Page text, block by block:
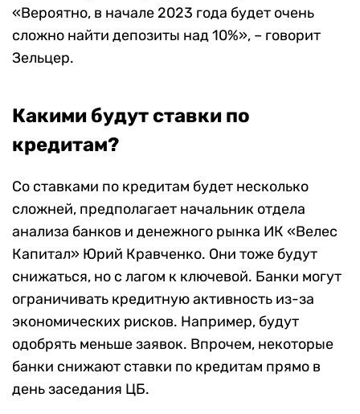
«Вероятно, в начале 2023 года будет очень
сложно найти депозиты над 10%», – говорит
Зельцер.
Какими будут ставки по
кредитам?
Со ставками по кредитам будет несколько
сложней, предполагает начальник отдела
анализа банков и денежного рынка ИК «Велес
Капитал» Юрий Кравченко. Они тоже будут
снижаться, но с лагом к ключевой. Банки могут
ограничивать кредитную активность из-за
экономических рисков. Например, будут
одобрять меньше заявок. Впрочем, некоторые
банки снижают ставки по кредитам прямо в
день заседания ЦБ.